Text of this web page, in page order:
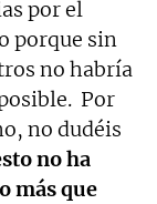
por el
porque sin
no habría
Por
no dudéis
no ha
más que